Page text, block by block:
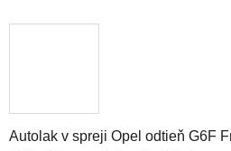
Autolak v spreji Opel odtieň G6F